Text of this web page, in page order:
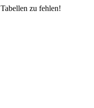
zu fehlen!